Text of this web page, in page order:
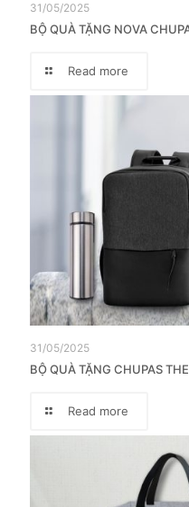
31/05/2025
BỘ QUÀ TẶNG NOVA
Read more
31/05/2025
BỘ QUÀ TẶNG CHUPAS
Read more